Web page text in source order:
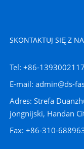
SKONTAKTUJ SIĘ Z
Tel: +86-
E-mail: admin@ds-
Adres: Strefa
jongnijski, Handan
Fax: +86-310-